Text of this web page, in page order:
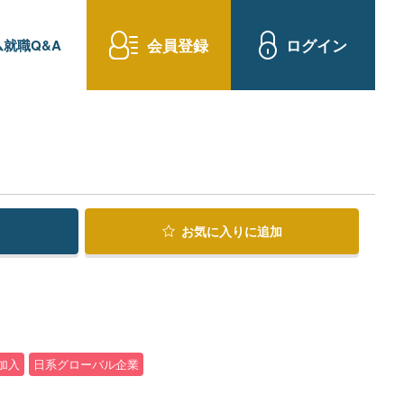
就職Q&A 会員登録 ログイン
お気に入り に追加
入 日系グローバル企業